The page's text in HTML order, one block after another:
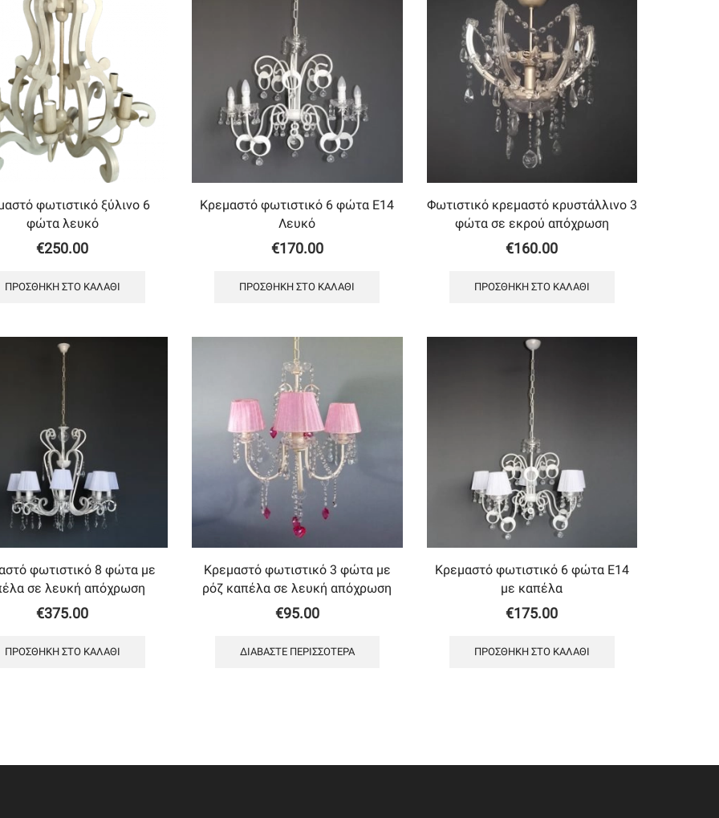
φωτιστικό ξύλινο 6
φώτα λευκό
€250.00
ΠΡΟΣΘΉΚΗ ΣΤΟ ΚΑΛΆΘΙ
Κρεμαστό φωτιστικό 6 φώτα Ε14
Λευκό
€170.00
ΠΡΟΣΘΉΚΗ ΣΤΟ ΚΑΛΆΘΙ
Φωτιστικό κρεμαστό κρυστάλλινο 3
φώτα σε εκρού απόχρωση
€160.00
ΠΡΟΣΘΉΚΗ ΣΤΟ ΚΑΛΆΘΙ
φωτιστικό 8 φώτα με
σε λευκή απόχρωση
€375.00
ΠΡΟΣΘΉΚΗ ΣΤΟ ΚΑΛΆΘΙ
Κρεμαστό φωτιστικό 3 φώτα με
ρόζ καπέλα σε λευκή απόχρωση
€95.00
ΔΙΑΒΆΣΤΕ ΠΕΡΙΣΣΌΤΕΡΑ
Κρεμαστό φωτιστικό 6 φώτα Ε14
με καπέλα
€175.00
ΠΡΟΣΘΉΚΗ ΣΤΟ ΚΑΛΆΘΙ